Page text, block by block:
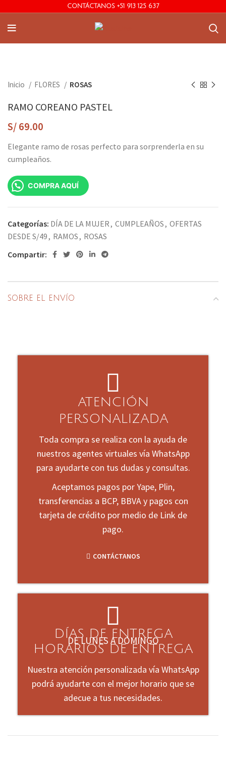
CONTÁCTANOS +51 913 125 637
Inicio FLORES ROSAS
RAMO COREANO PASTEL
S/69.00
Elegante ramo de rosas perfecto para sorprenderla en su
cumpleaños.
COMPRA AQUÍ
Categorías: DÍA DE LA MUJER, CUMPLEAÑOS, OFERTAS
DESDE S/49, RAMOS, ROSAS
Compartir:
SOBRE EL ENVÍO
ATENCIÓN
PERSONALIZADA
Toda compra se realiza con la ayuda de
nuestros agentes virtuales vía WhatsApp
para ayudarte con tus dudas y consultas.
Aceptamos pagos por Yape, Plin,
transferencias a BCP, BBVA y pagos con
tarjeta de crédito por medio de Link de
pago.
CONTÁCTANOS
DÍAS DE ENTREGA
DE LUNES A DOMINGO
HORARIOS DE ENTREGA
Nuestra atención personalizada vía WhatsApp
podrá ayudarte con el mejor horario que se
adecue a tus necesidades.